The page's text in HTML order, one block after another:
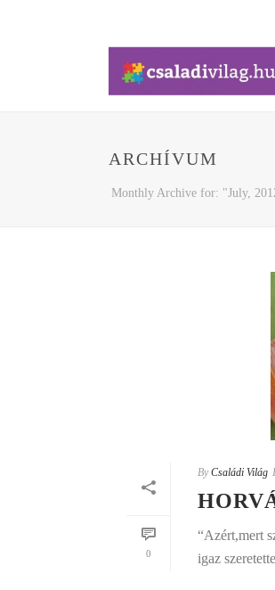
ARCHÍVUM
Monthly Archive for: "July,
0
By Családi Világ
“Azért,mert
igaz